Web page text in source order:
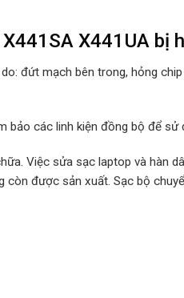
X441UA bị
đứt mạch bên trong, hỏng
bảo các linh kiện đồng bộ để sử
Việc sửa sạc laptop và hàn
được sản xuất. Sạc bộ